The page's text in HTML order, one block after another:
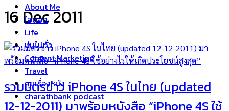
About Me
ไอดอล
Life
บ่นไปทั่ว
Content Marketing
Travel
คุยเรื่องหนัง
charathbank podcast
16 Dec 2011
รวมมิตรข่าว iPhone 4S ในไทย (updated
12-12-2011) มาพร้อมหนังสือ “iPhone 4S ใช้